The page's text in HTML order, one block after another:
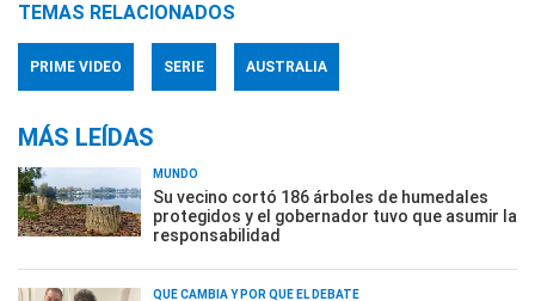
TEMAS RELACIONADOS
PRIME VIDEO SERIE AUSTRALIA
MÁS LEÍDAS
MUNDO
Su vecino cortó 186 árboles de humedales
protegidos y el gobernador tuvo que asumir la
responsabilidad
QUÉ CAMBIA Y POR QUÉ EL DEBATE